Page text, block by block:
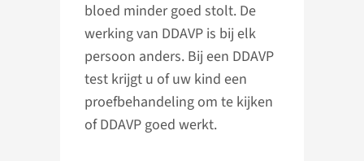
bloed minder goed stolt. De
werking van DDAVP is bij elk
persoon anders. Bij een DDAVP
test krijgt u of uw kind een
proefbehandeling om te kijken
of DDAVP goed werkt.